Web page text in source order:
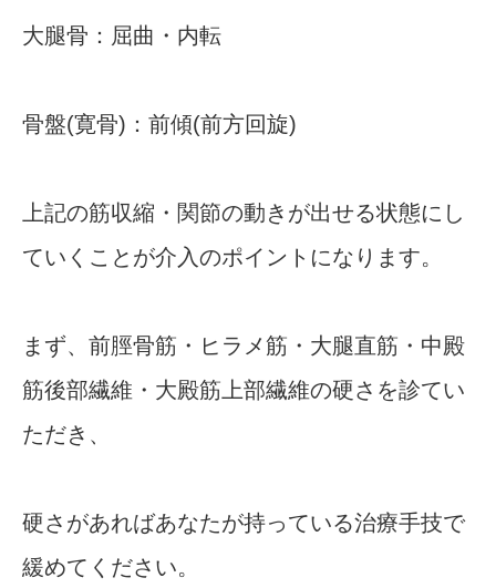
大腿骨：屈曲・内転
骨盤(寛骨)：前傾(前方回旋)
上記の筋収縮・関節の動きが出せる状態にし
ていくことが介入のポイントになります。
まず、前脛骨筋・ヒラメ筋・大腿直筋・中殿
筋後部繊維・大殿筋上部繊維の硬さを診てい
ただき、
硬さがあればあなたが持っている治療手技で
緩めてください。